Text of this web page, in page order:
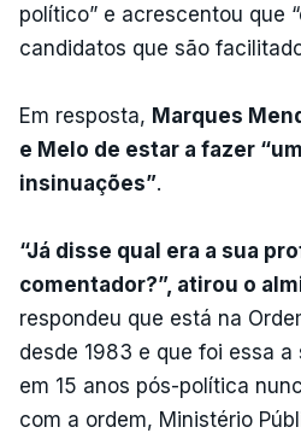
político” e acrescentou que
candidatos que são
Em resposta, Marques
e Melo de estar a fazer
insinuações”.
“Já disse qual era a sua
comentador?”, atirou o
respondeu que está na
desde 1983 e que foi essa
em 15 anos pós-política
com a ordem, Ministério